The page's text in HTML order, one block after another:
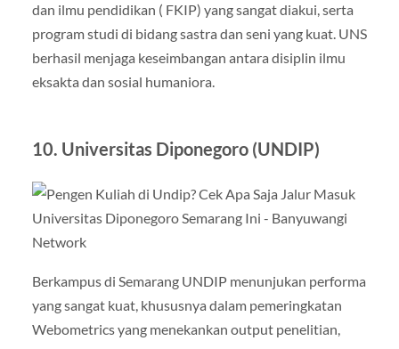
dan ilmu pendidikan ( FKIP) yang sangat diakui, serta
program studi di bidang sastra dan seni yang kuat. UNS
berhasil menjaga keseimbangan antara disiplin ilmu
eksakta dan sosial humaniora.
10. Universitas Diponegoro (UNDIP)
Berkampus di Semarang UNDIP menunjukan performa
yang sangat kuat, khususnya dalam pemeringkatan
Webometrics yang menekankan output penelitian,